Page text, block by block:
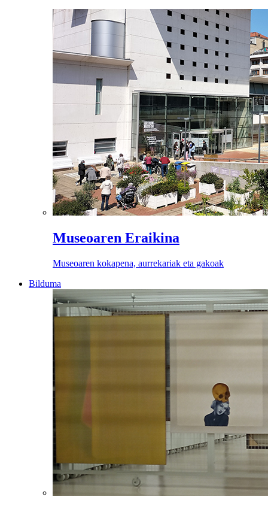
Museoaren Eraikina
Museoaren kokapena, aurrekariak eta gakoak
Bilduma